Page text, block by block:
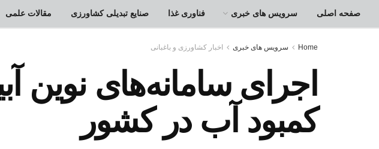
صفحه اصلی سرویس های خبری فناوری غذا صنایع تبدیلی کشاورزی مقالات علمی
Home سرویس های خبری اخبار کشاورزی و باغبانی
اجرای سامانه‌های نوین
کمبود آب در کشور